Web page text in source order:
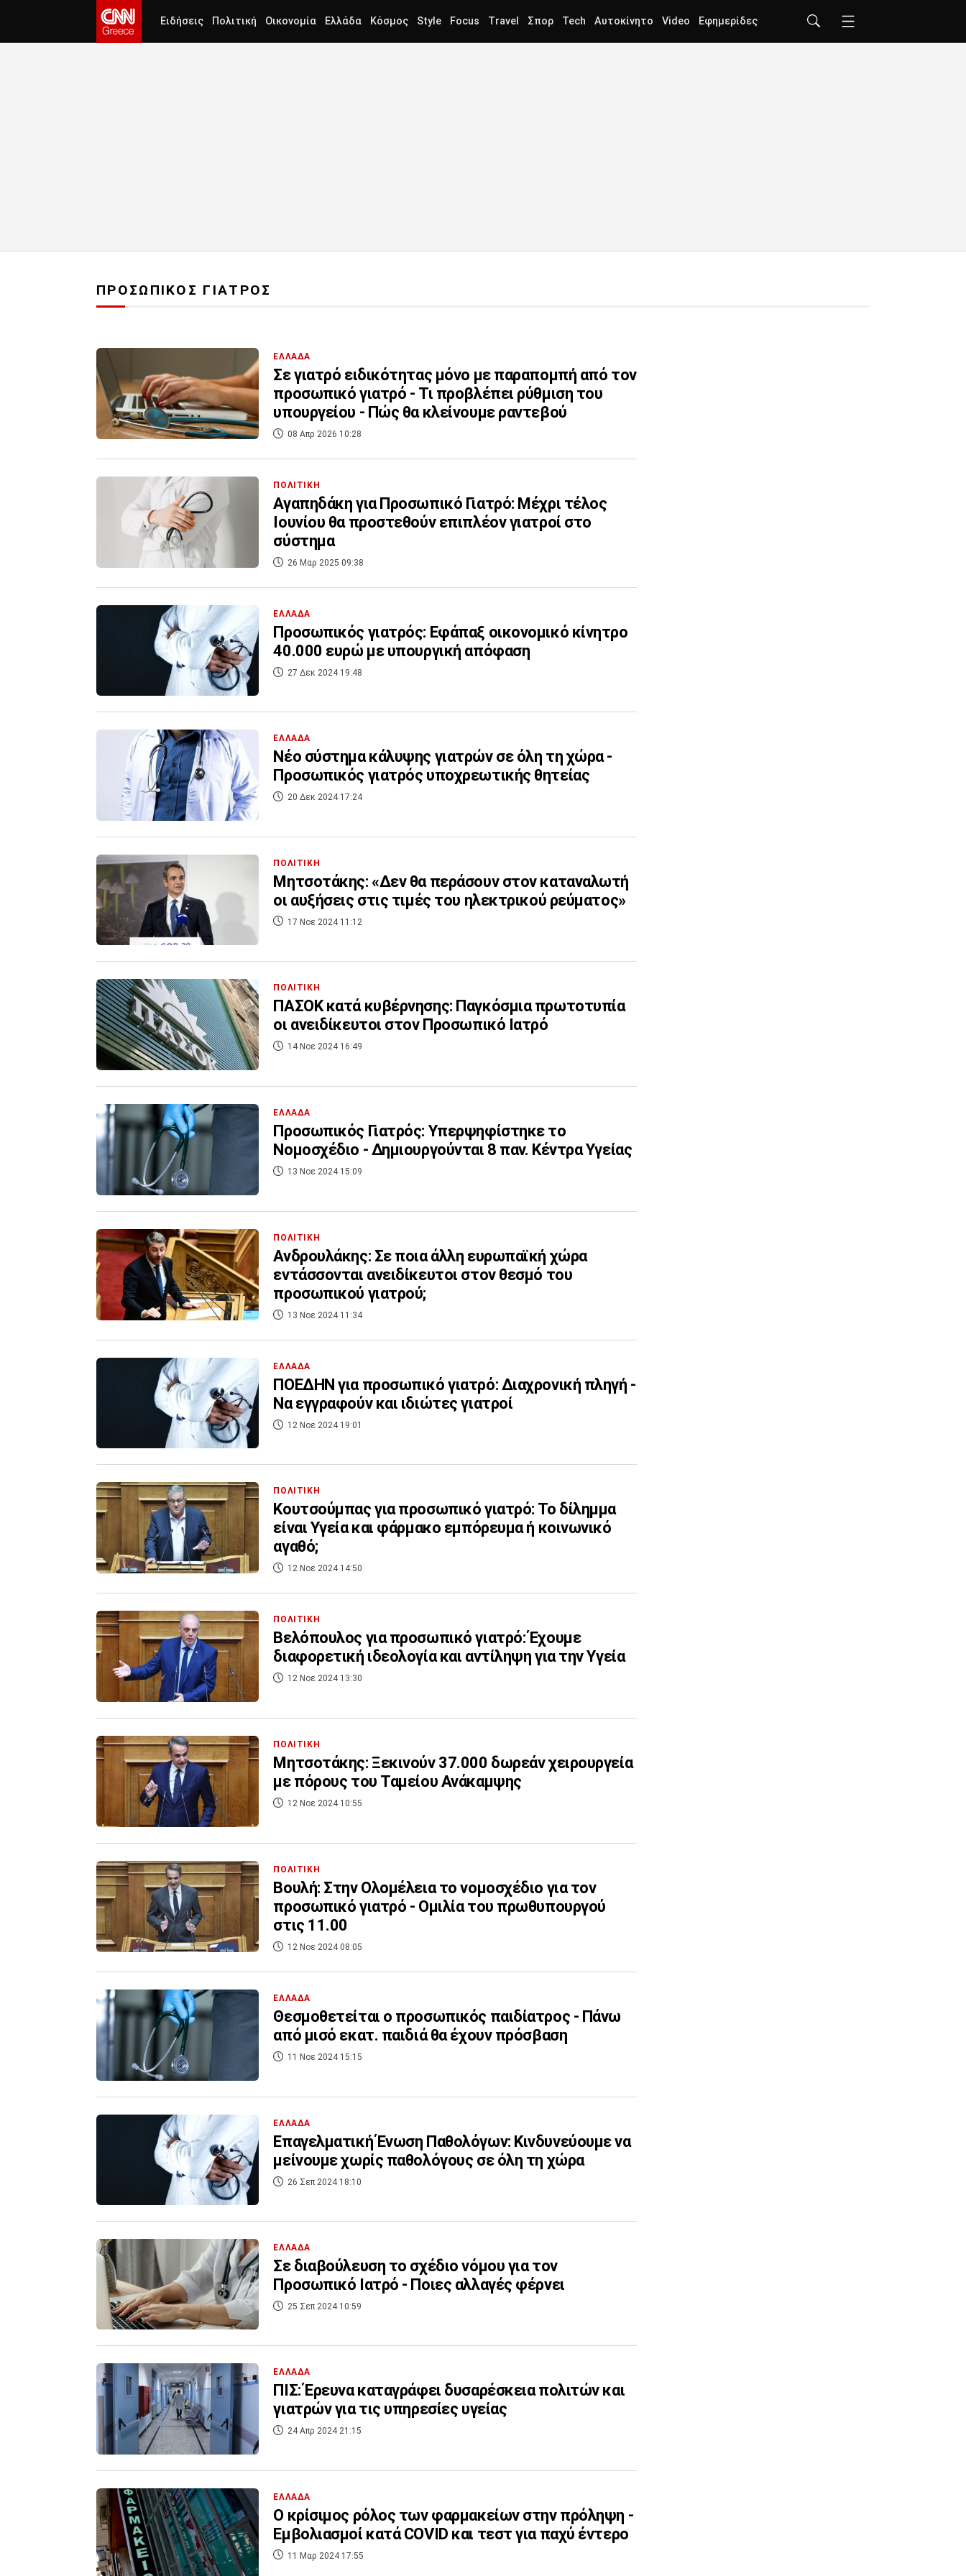
Ειδήσεις Πολιτική Οικονομία Ελλάδα Κόσμος Style Focus Travel Σπορ Tech Αυτοκίνητο Video Εφημερίδες
ΠΡΟΣΩΠΙΚΟΣ ΓΙΑΤΡΟΣ
ΕΛΛΑΔΑ
Σε γιατρό ειδικότητας μόνο με παραπομπή από τον
προσωπικό γιατρό - Τι προβλέπει ρύθμιση του
υπουργείου - Πώς θα κλείνουμε ραντεβού
08 Απρ 2026 10:28
ΠΟΛΙΤΙΚΗ
Αγαπηδάκη για Προσωπικό Γιατρό: Μέχρι τέλος
Ιουνίου θα προστεθούν επιπλέον γιατροί στο
σύστημα
26 Μαρ 2025 09:38
ΕΛΛΑΔΑ
Προσωπικός γιατρός: Εφάπαξ οικονομικό κίνητρο
40.000 ευρώ με υπουργική απόφαση
27 Δεκ 2024 19:48
ΕΛΛΑΔΑ
Νέο σύστημα κάλυψης γιατρών σε όλη τη χώρα -
Προσωπικός γιατρός υποχρεωτικής θητείας
20 Δεκ 2024 17:24
ΠΟΛΙΤΙΚΗ
Μητσοτάκης: «Δεν θα περάσουν στον καταναλωτή
οι αυξήσεις στις τιμές του ηλεκτρικού ρεύματος»
17 Νοε 2024 11:12
ΠΟΛΙΤΙΚΗ
ΠΑΣΟΚ κατά κυβέρνησης: Παγκόσμια πρωτοτυπία
οι ανειδίκευτοι στον Προσωπικό Ιατρό
14 Νοε 2024 16:49
ΕΛΛΑΔΑ
Προσωπικός Γιατρός: Υπερψηφίστηκε το
Νομοσχέδιο - Δημιουργούνται 8 παν. Κέντρα Υγείας
13 Νοε 2024 15:09
ΠΟΛΙΤΙΚΗ
Ανδρουλάκης: Σε ποια άλλη ευρωπαϊκή χώρα
εντάσσονται ανειδίκευτοι στον θεσμό του
προσωπικού γιατρού;
13 Νοε 2024 11:34
ΕΛΛΑΔΑ
ΠΟΕΔΗΝ για προσωπικό γιατρό: Διαχρονική πληγή -
Να εγγραφούν και ιδιώτες γιατροί
12 Νοε 2024 19:01
ΠΟΛΙΤΙΚΗ
Κουτσούμπας για προσωπικό γιατρό: Το δίλημμα
είναι Υγεία και φάρμακο εμπόρευμα ή κοινωνικό
αγαθό;
12 Νοε 2024 14:50
ΠΟΛΙΤΙΚΗ
Βελόπουλος για προσωπικό γιατρό: Έχουμε
διαφορετική ιδεολογία και αντίληψη για την Υγεία
12 Νοε 2024 13:30
ΠΟΛΙΤΙΚΗ
Μητσοτάκης: Ξεκινούν 37.000 δωρεάν χειρουργεία
με πόρους του Ταμείου Ανάκαμψης
12 Νοε 2024 10:55
ΠΟΛΙΤΙΚΗ
Βουλή: Στην Ολομέλεια το νομοσχέδιο για τον
προσωπικό γιατρό - Ομιλία του πρωθυπουργού
στις 11.00
12 Νοε 2024 08:05
ΕΛΛΑΔΑ
Θεσμοθετείται ο προσωπικός παιδίατρος - Πάνω
από μισό εκατ. παιδιά θα έχουν πρόσβαση
11 Νοε 2024 15:15
ΕΛΛΑΔΑ
Επαγελματική Ένωση Παθολόγων: Κινδυνεύουμε να
μείνουμε χωρίς παθολόγους σε όλη τη χώρα
26 Σεπ 2024 18:10
ΕΛΛΑΔΑ
Σε διαβούλευση το σχέδιο νόμου για τον
Προσωπικό Ιατρό - Ποιες αλλαγές φέρνει
25 Σεπ 2024 10:59
ΕΛΛΑΔΑ
ΠΙΣ: Έρευνα καταγράφει δυσαρέσκεια πολιτών και
γιατρών για τις υπηρεσίες υγείας
24 Απρ 2024 21:15
ΕΛΛΑΔΑ
Ο κρίσιμος ρόλος των φαρμακείων στην πρόληψη -
Εμβολιασμοί κατά COVID και τεστ για παχύ έντερο
11 Μαρ 2024 17:55